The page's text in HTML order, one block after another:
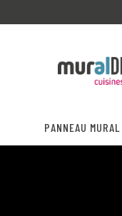
PANNEAU